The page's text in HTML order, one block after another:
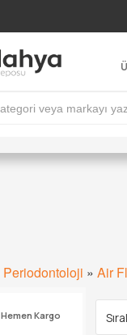
Periodontoloji » Air
Hemen Kargo